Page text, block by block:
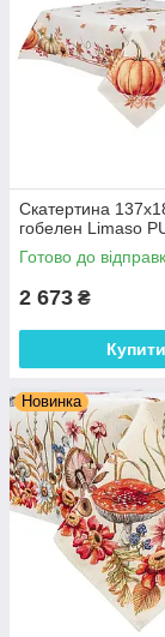
Скатертина
гобелен Limaso
Готово до
2 673 ₴
Купити
Новинка